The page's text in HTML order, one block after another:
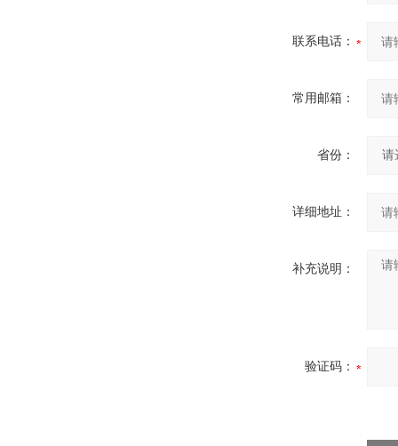
联系电话：
常用邮箱：
省份：
详细地址：
补充说明：
验证码：